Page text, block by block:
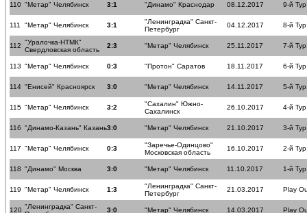
110 "Метар" Челябинск 3:1 "Динамо" Краснодар 08.12.2017 9-й Тур
111 "Метар" Челябинск 3:1
"Ленинградка" Санкт-
Петербург
04.12.2017 8-й Тур
112 "Уралочка-НТМК"
Свердловская область
2:3 "Метар" Челябинск 25.11.2017 7-й Тур
113 "Метар" Челябинск 0:3 "Протон" Саратов 18.11.2017 6-й Тур
114 "Енисей" Красноярск 3:0 "Метар" Челябинск 14.11.2017 5-й Тур
115 "Метар" Челябинск 3:2
"Сахалин" Южно-
Сахалинск
26.10.2017 4-й Тур
116 "Динамо-Казань" Казань3:0 "Метар" Челябинск 21.10.2017 3-й Тур
117 "Метар" Челябинск 0:3
"Заречье-Одинцово"
Московская область
16.10.2017 2-й Тур
118 "Динамо" Москва 3:0 "Метар" Челябинск 11.10.2017 1-й Тур
119 "Метар" Челябинск 1:3
"Ленинградка" Санкт-
Петербург
21.03.2017 Play
120 "Ленинградка" Санкт-
3:0 "Метар" Челябинск 14.03.2017 Play